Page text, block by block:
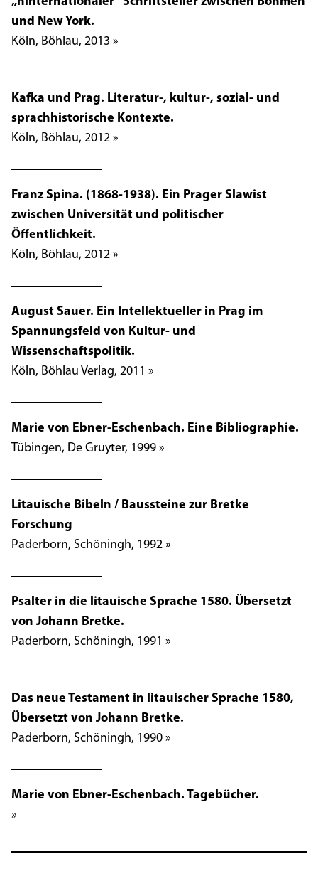
und New York.
Köln, Böhlau, 2013 »
Kafka und Prag. Literatur-, kultur-, sozial- und
sprachhistorische Kontexte.
Köln, Böhlau, 2012 »
Franz Spina. (1868-1938). Ein Prager Slawist
zwischen Universität und politischer
Öffentlichkeit.
Köln, Böhlau, 2012 »
August Sauer. Ein Intellektueller in Prag im
Spannungsfeld von Kultur- und
Wissenschaftspolitik.
Köln, Böhlau Verlag, 2011 »
Marie von Ebner-Eschenbach. Eine Bibliographie.
Tübingen, De Gruyter, 1999 »
Litauische Bibeln / Baussteine zur Bretke
Forschung
Paderborn, Schöningh, 1992 »
Psalter in die litauische Sprache 1580. Übersetzt
von Johann Bretke.
Paderborn, Schöningh, 1991 »
Das neue Testament in litauischer Sprache 1580,
Übersetzt von Johann Bretke.
Paderborn, Schöningh, 1990 »
Marie von Ebner-Eschenbach. Tagebücher.
»